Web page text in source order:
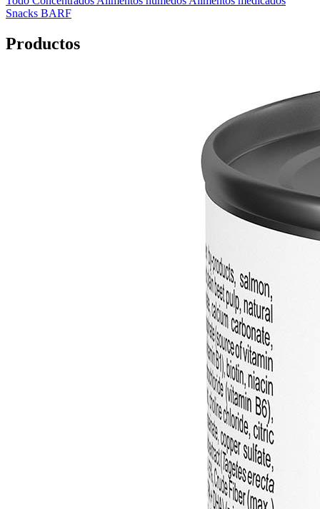
Snacks BARF
Productos